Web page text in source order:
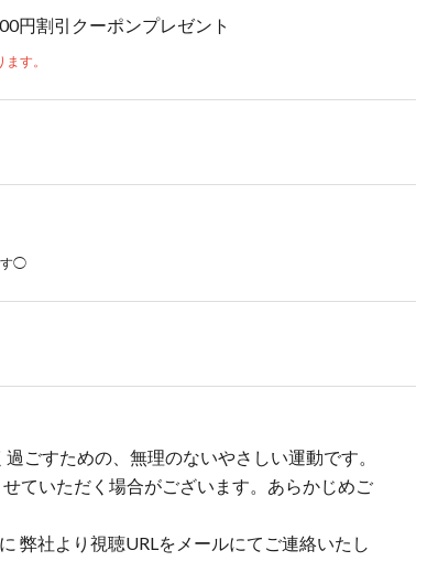
円割引クーポンプレゼント
す。
◯
ごすための、無理のないやさしい運動です。
ていただく場合がございます。あらかじめご
弊社より視聴URLをメールにてご連絡いたし